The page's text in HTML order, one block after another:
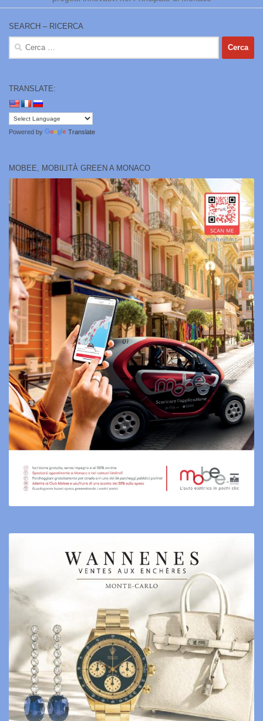
SEARCH – RICERCA
Ricerca
TRANSLATE:
Powered by Translate
MOBEE, MOBILITÀ GREEN A MONACO